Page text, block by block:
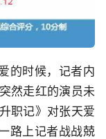
的时候，记者内
然走红的演员未
职记》对张天爱
路上记者战战兢